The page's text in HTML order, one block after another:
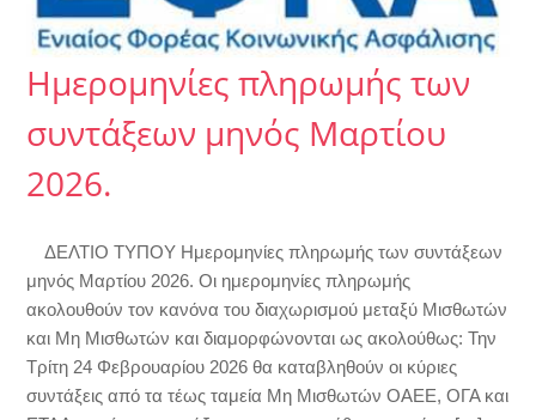
Ημερομηνίες πληρωμής των
συντάξεων μηνός Μαρτίου
2026.
ΔΕΛΤΙΟ ΤΥΠΟΥ Ημερομηνίες πληρωμής των συντάξεων
μηνός Μαρτίου 2026. Οι ημερομηνίες πληρωμής
ακολουθούν τον κανόνα του διαχωρισμού μεταξύ Μισθωτών
και Μη Μισθωτών και διαμορφώνονται ως ακολούθως: Την
Τρίτη 24 Φεβρουαρίου 2026 θα καταβληθούν οι κύριες
συντάξεις από τα τέως ταμεία Μη Μισθωτών ΟΑΕΕ, ΟΓΑ και